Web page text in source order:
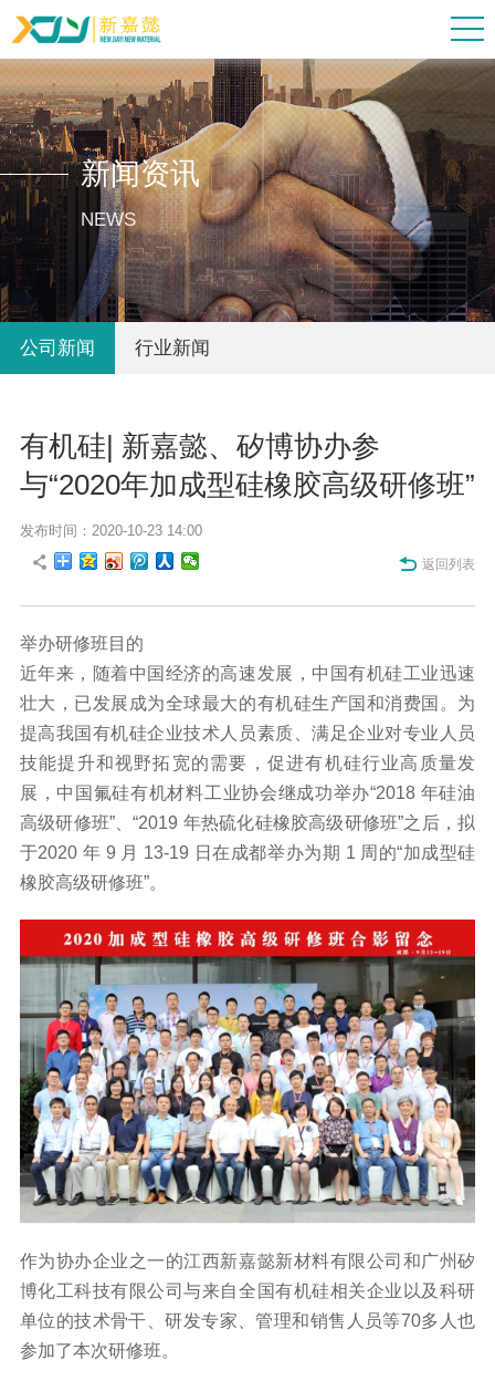
新闻资讯
NEWS
公司新闻 行业新闻
有机硅| 新嘉懿、矽博协办参
与“2020年加成型硅橡胶高级研修班”
发布时间：2020-10-23 14:00
返回列表
举办研修班目的
近年来，随着中国经济的高速发展，中国有机硅工业迅速
壮大，已发展成为全球最大的有机硅生产国和消费国。为
提高我国有机硅企业技术人员素质、满足企业对专业人员
技能提升和视野拓宽的需要，促进有机硅行业高质量发
展，中国氟硅有机材料工业协会继成功举办“2018 年硅油
高级研修班”、“2019 年热硫化硅橡胶高级研修班”之后，拟
于2020 年 9 月 13-19 日在成都举办为期 1 周的“加成型硅
橡胶高级研修班”。
作为协办企业之一的江西新嘉懿新材料有限公司和广州矽
博化工科技有限公司与来自全国有机硅相关企业以及科研
单位的技术骨干、研发专家、管理和销售人员等70多人也
参加了本次研修班。